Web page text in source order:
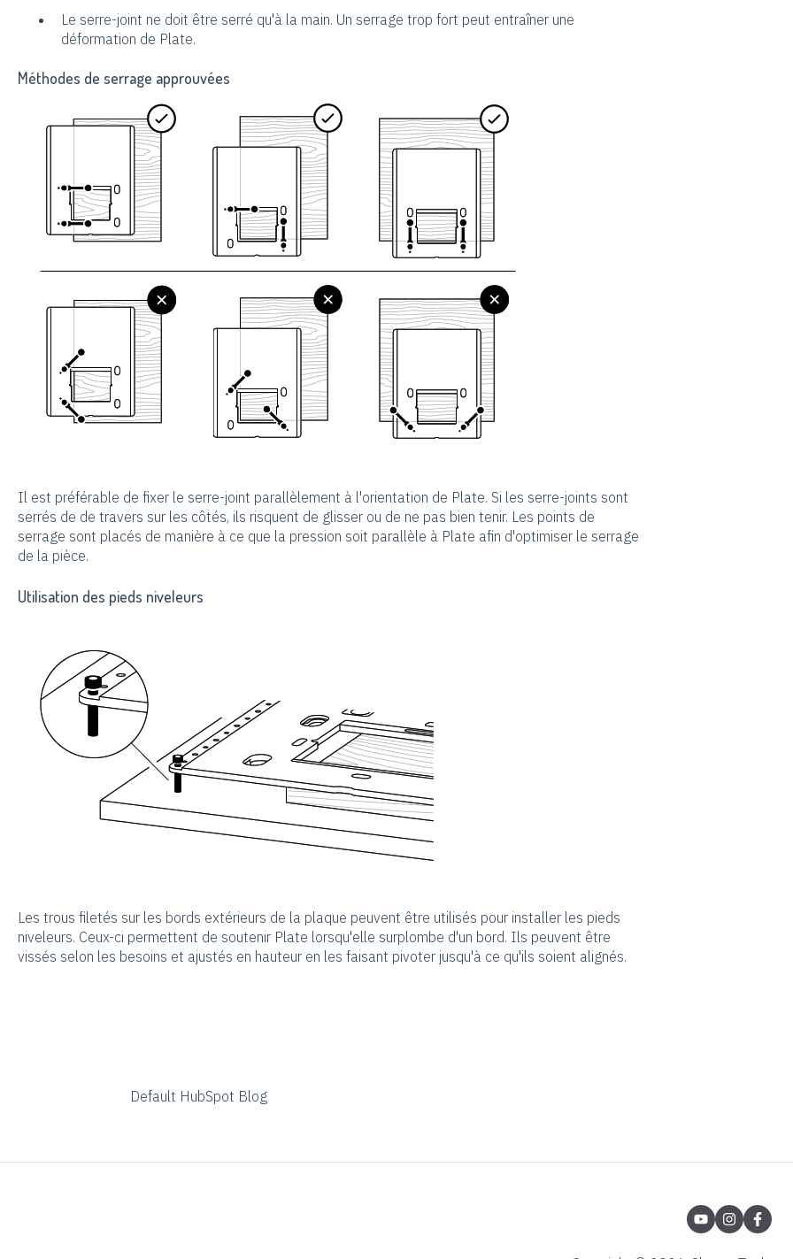
Le serre-joint ne doit être serré qu'à la main. Un serrage trop fort peut entraîner une
déformation de Plate.
Méthodes de serrage approuvées
Il est préférable de fixer le serre-joint parallèlement à l'orientation de Plate. Si les serre-joints sont
serrés de de travers sur les côtés, ils risquent de glisser ou de ne pas bien tenir. Les points de
serrage sont placés de manière à ce que la pression soit parallèle à Plate afin d'optimiser le serrage
de la pièce.
Utilisation des pieds niveleurs
Les trous filetés sur les bords extérieurs de la plaque peuvent être utilisés pour installer les pieds
niveleurs. Ceux-ci permettent de soutenir Plate lorsqu'elle surplombe d'un bord. Ils peuvent être
vissés selon les besoins et ajustés en hauteur en les faisant pivoter jusqu'à ce qu'ils soient alignés.
Default HubSpot Blog